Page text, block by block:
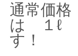
通常価
は １ℓ
す！